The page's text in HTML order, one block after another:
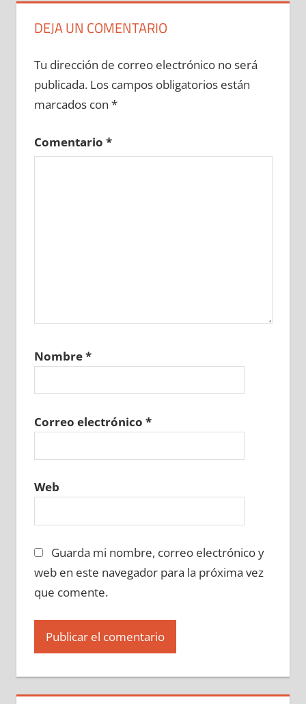
DEJA UN COMENTARIO
Tu dirección de correo electrónico no será
publicada. Los campos obligatorios están
marcados con *
Comentario *
Nombre*
Correo electrónico *
Web
Guarda mi nombre, correo electrónico y
web en este navegador para la próxima vez
que comente.